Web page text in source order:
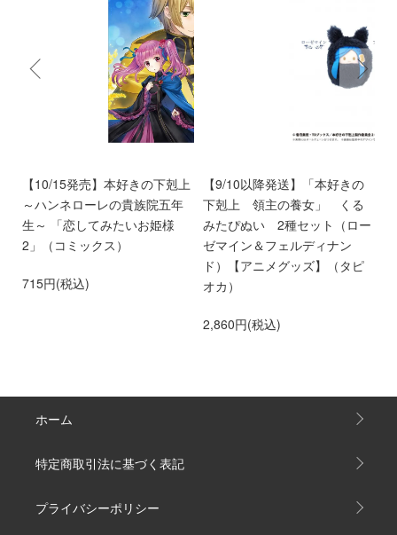
【10/15発売】本好きの下剋上
～ハンネローレの貴族院五年
生～ 「恋してみたいお姫様
2」（コミックス）
715円(税込)
【9/10以降発送】「本好きの
下剋上 領主の養女」 くる
みたぴぬい 2種セット（ロー
ゼマイン＆フェルディナン
ド）【アニメグッズ】（タピ
オカ）
2,860円(税込)
ホーム
特定商取引法に基づく表記
プライバシーポリシー